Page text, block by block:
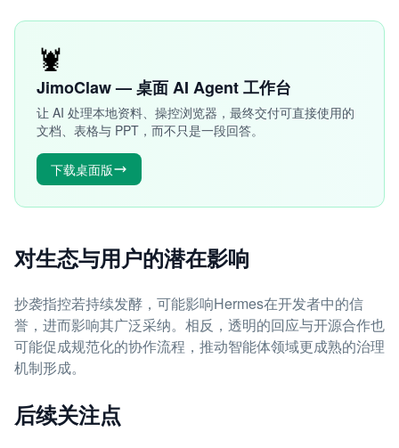
🦞
JimoClaw — 桌面 AI Agent 工作台
让 AI 处理本地资料、操控浏览器，最终交付可直接使用的
文档、表格与 PPT，而不只是一段回答。
下载桌面版
对生态与用户的潜在影响
抄袭指控若持续发酵，可能影响Hermes在开发者中的信
誉，进而影响其广泛采纳。相反，透明的回应与开源合作也
可能促成规范化的协作流程，推动智能体领域更成熟的治理
机制形成。
后续关注点